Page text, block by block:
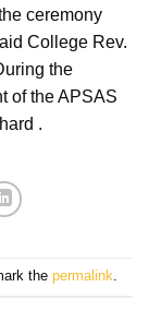
ceremony
College Rev.
the
of the APSAS
.
the permalink.